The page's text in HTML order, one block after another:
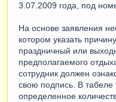
3.07.2009 года, под
На основе заявления
котором указать
праздничный или
предполагаемого
сотрудник должен
свою подпись. В табеле
определенное